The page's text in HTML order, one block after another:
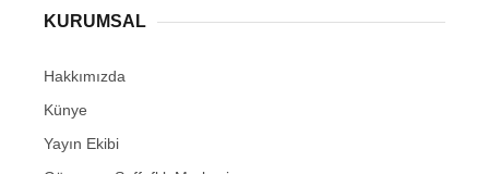
KURUMSAL
Hakkımızda
Künye
Yayın Ekibi